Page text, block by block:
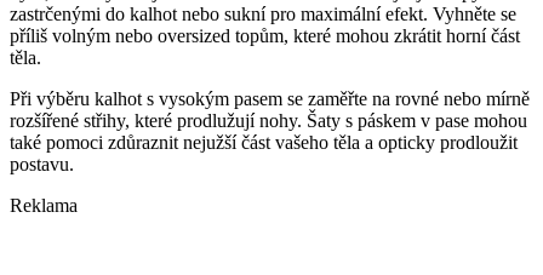
zastrčenými do kalhot nebo sukní pro maximální efekt. Vyhněte se
příliš volným nebo oversized topům, které mohou zkrátit horní část
těla.
Při výběru kalhot s vysokým pasem se zaměřte na rovné nebo mírně
rozšířené střihy, které prodlužují nohy. Šaty s páskem v pase mohou
také pomoci zdůraznit nejužší část vašeho těla a opticky prodloužit
postavu.
Reklama